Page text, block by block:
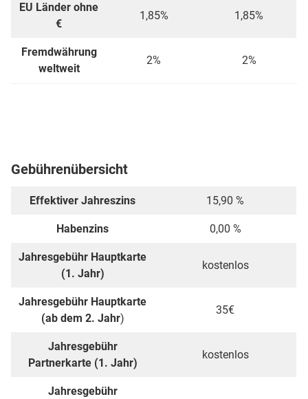
EU Länder ohne
€
1,85% 1,85%
Fremdwährung
weltweit
2% 2%
Gebührenübersicht
Effektiver Jahreszins 15,90 %
Habenzins 0,00 %
Jahresgebühr Hauptkarte
(1. Jahr)
kostenlos
Jahresgebühr Hauptkarte
(ab dem 2. Jahr)
35€
Jahresgebühr
Partnerkarte (1. Jahr)
kostenlos
Jahresgebühr